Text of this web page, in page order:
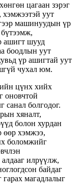
цагаан зэрэг
хэмжээтэй уут
машинуудын үр
ашигт шууд
боодлын уут
үр ашигтай уут
чухал юм.
цүнх хийх
оновчтой
санал болгодог.
хяналт,
болон хурдан
өөр хэмжээ,
боломжийг
илрүүлж,
байдаг
гарах магадлалыг